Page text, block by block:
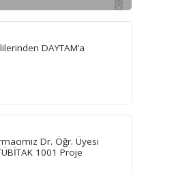
DAYTAM’a
Dr. Öğr. Üyesi
1001 Proje